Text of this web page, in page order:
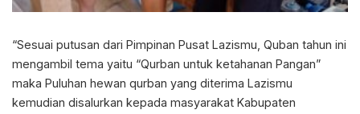
“Sesuai putusan dari Pimpinan Pusat Lazismu, Quban tahun ini
mengambil tema yaitu “Qurban untuk ketahanan Pangan”
maka Puluhan hewan qurban yang diterima Lazismu
kemudian disalurkan kepada masyarakat Kabupaten